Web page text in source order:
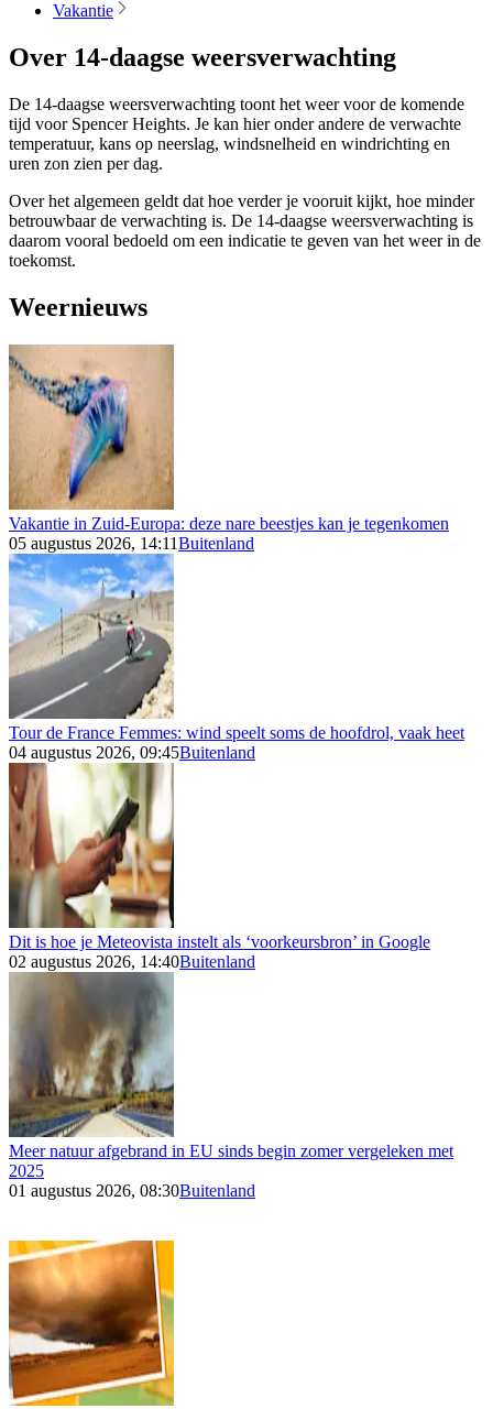
Vakantie
Over 14-daagse weersverwachting
De 14-daagse weersverwachting toont het weer voor de komende
tijd voor Spencer Heights. Je kan hier onder andere de verwachte
temperatuur, kans op neerslag, windsnelheid en windrichting en
uren zon zien per dag.
Over het algemeen geldt dat hoe verder je vooruit kijkt, hoe minder
betrouwbaar de verwachting is. De 14-daagse weersverwachting is
daarom vooral bedoeld om een indicatie te geven van het weer in de
toekomst.
Weernieuws
Vakantie in Zuid-Europa: deze nare beestjes kan je tegenkomen
05 augustus 2026, 14:11Buitenland
Tour de France Femmes: wind speelt soms de hoofdrol, vaak heet
04 augustus 2026, 09:45Buitenland
Dit is hoe je Meteovista instelt als ‘voorkeursbron’ in Google
02 augustus 2026, 14:40Buitenland
Meer natuur afgebrand in EU sinds begin zomer vergeleken met
2025
01 augustus 2026, 08:30Buitenland